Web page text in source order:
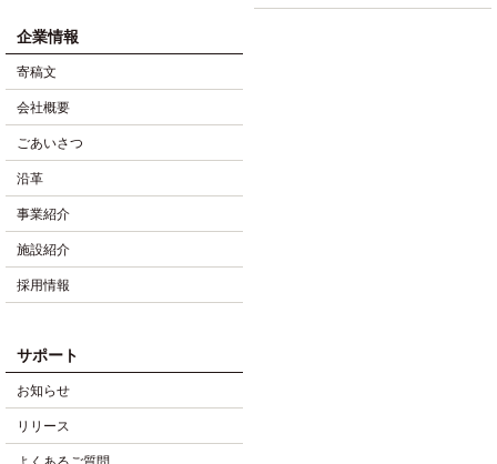
企業情報
寄稿文
会社概要
ごあいさつ
沿革
事業紹介
施設紹介
採用情報
サポート
お知らせ
リリース